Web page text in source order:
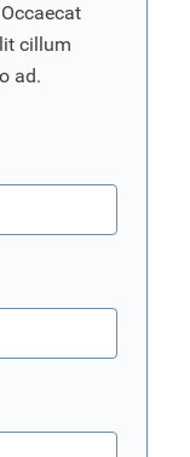
cillum
ad.